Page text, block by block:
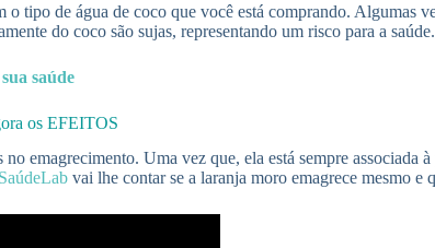
o tipo de água de coco que você está comprando.
do coco são sujas, representando um risco para a
saúde
os EFEITOS
emagrecimento. Uma vez que, ela está sempre
SaúdeLab vai lhe contar se a laranja moro emagrece mesmo